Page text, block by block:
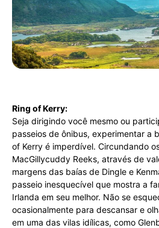
Ring of Kerry:
Seja dirigindo você mesmo ou
passeios de ônibus, experimentar a
of Kerry é imperdível. Circundando
MacGillycuddy Reeks, através de
margens das baías de Dingle e
passeio inesquecível que mostra a
Irlanda em seu melhor. Não se
ocasionalmente para descansar e
em uma das vilas idílicas, como